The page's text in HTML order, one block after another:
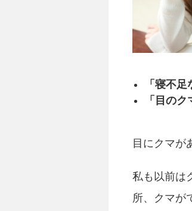
「寝不
「目の
目にクマが
私も以前は
所、クマが